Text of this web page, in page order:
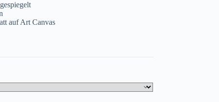
auf Art Canvas